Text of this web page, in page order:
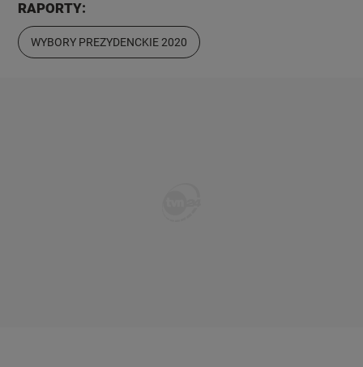
RAPORTY:
WYBORY PREZYDENCKIE 2020